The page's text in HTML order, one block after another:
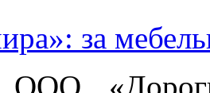
за
ООО